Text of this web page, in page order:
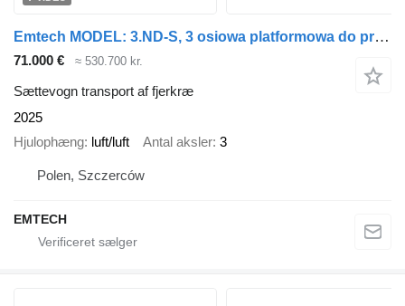
Emtech MODEL: 3.ND-S, 3 osiowa platformowa do przewozu żywego drobiu
71.000 € ≈ 530.700 kr.
Sættevogn transport af fjerkræ
2025
Hjulophæng luft/luft Antal aksler 3
Polen, Szczerców
EMTECH